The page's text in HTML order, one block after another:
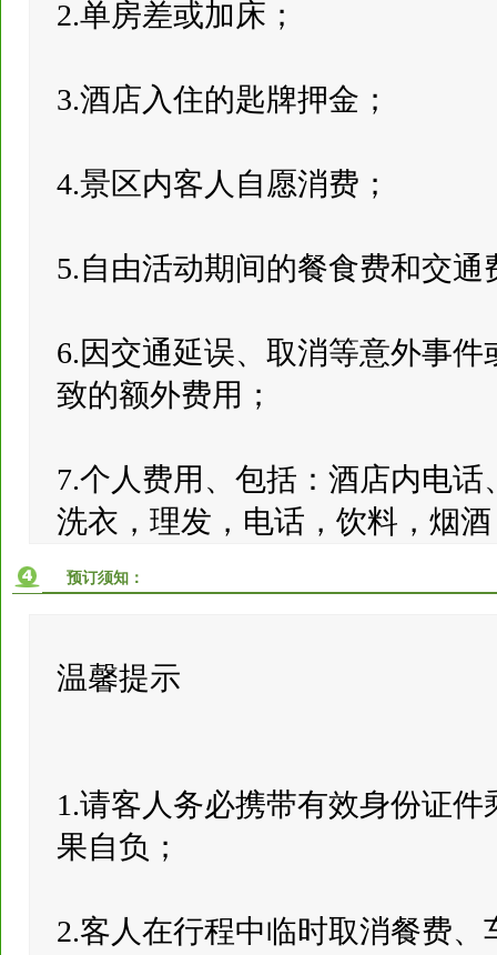
2.单房差或加床；
3.酒店入住的匙牌押金；
4.景区内客人自愿消费；
5.自由活动期间的餐食费和交通
6.因交通延误、取消等意外事
致的额外费用；
7.个人费用、包括：酒店内电
洗衣，理发，电话，饮料，烟
预订须知：
温馨提示
1.请客人务必携带有效身份证
果自负；
2.客人在行程中临时取消餐费